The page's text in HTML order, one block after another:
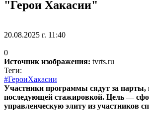
"Герои Хакасии"
20.08.2025 г. 11:40
0
Источник изображения: tvrts.ru
Теги:
#ГероиХакасии
Участники программы сядут за парты,
последующей стажировкой. Цель —
управленческую элиту из участников